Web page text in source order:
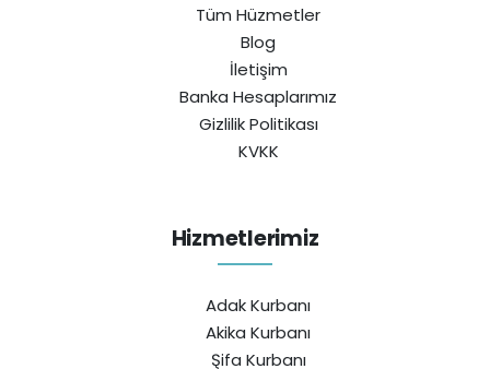
Tüm Hüzmetler
Blog
İletişim
Banka Hesaplarımız
Gizlilik Politikası
KVKK
Hizmetlerimiz
Adak Kurbanı
Akika Kurbanı
Şifa Kurbanı